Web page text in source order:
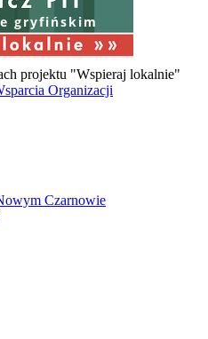
gryfińskim
projektu "Wspieraj lokalnie"
Organizacji